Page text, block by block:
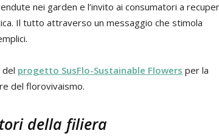
nei garden e l’invito ai consumatori a
Il tutto attraverso un messaggio che stimola
del progetto SusFlo-Sustainable Flowers per la
del florovivaismo.
della filiera